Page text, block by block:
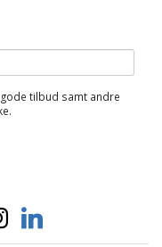
tilbud samt andre